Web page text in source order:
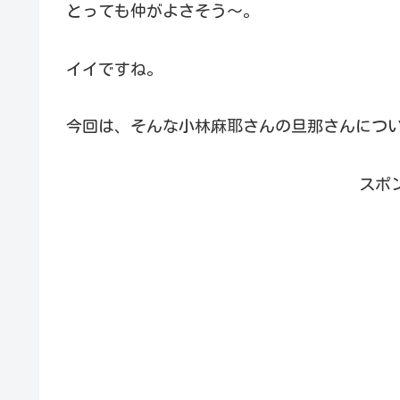
とっても仲がよさそう～。
イイですね。
今回は、そんな小林麻耶さんの旦那さんにつ
スポ